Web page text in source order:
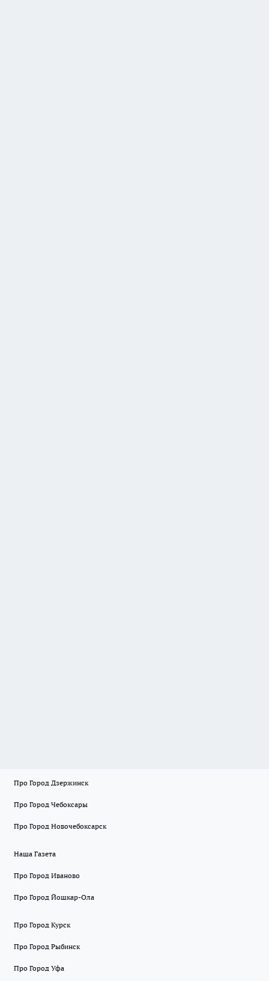
Про Город Дзержинск
Про Город Чебоксары
Про Город Новочебоксарск
Наша Газета
Про Город Иваново
Про Город Йошкар-Ола
Про Город Курск
Про Город Рыбинск
Про Город Уфа